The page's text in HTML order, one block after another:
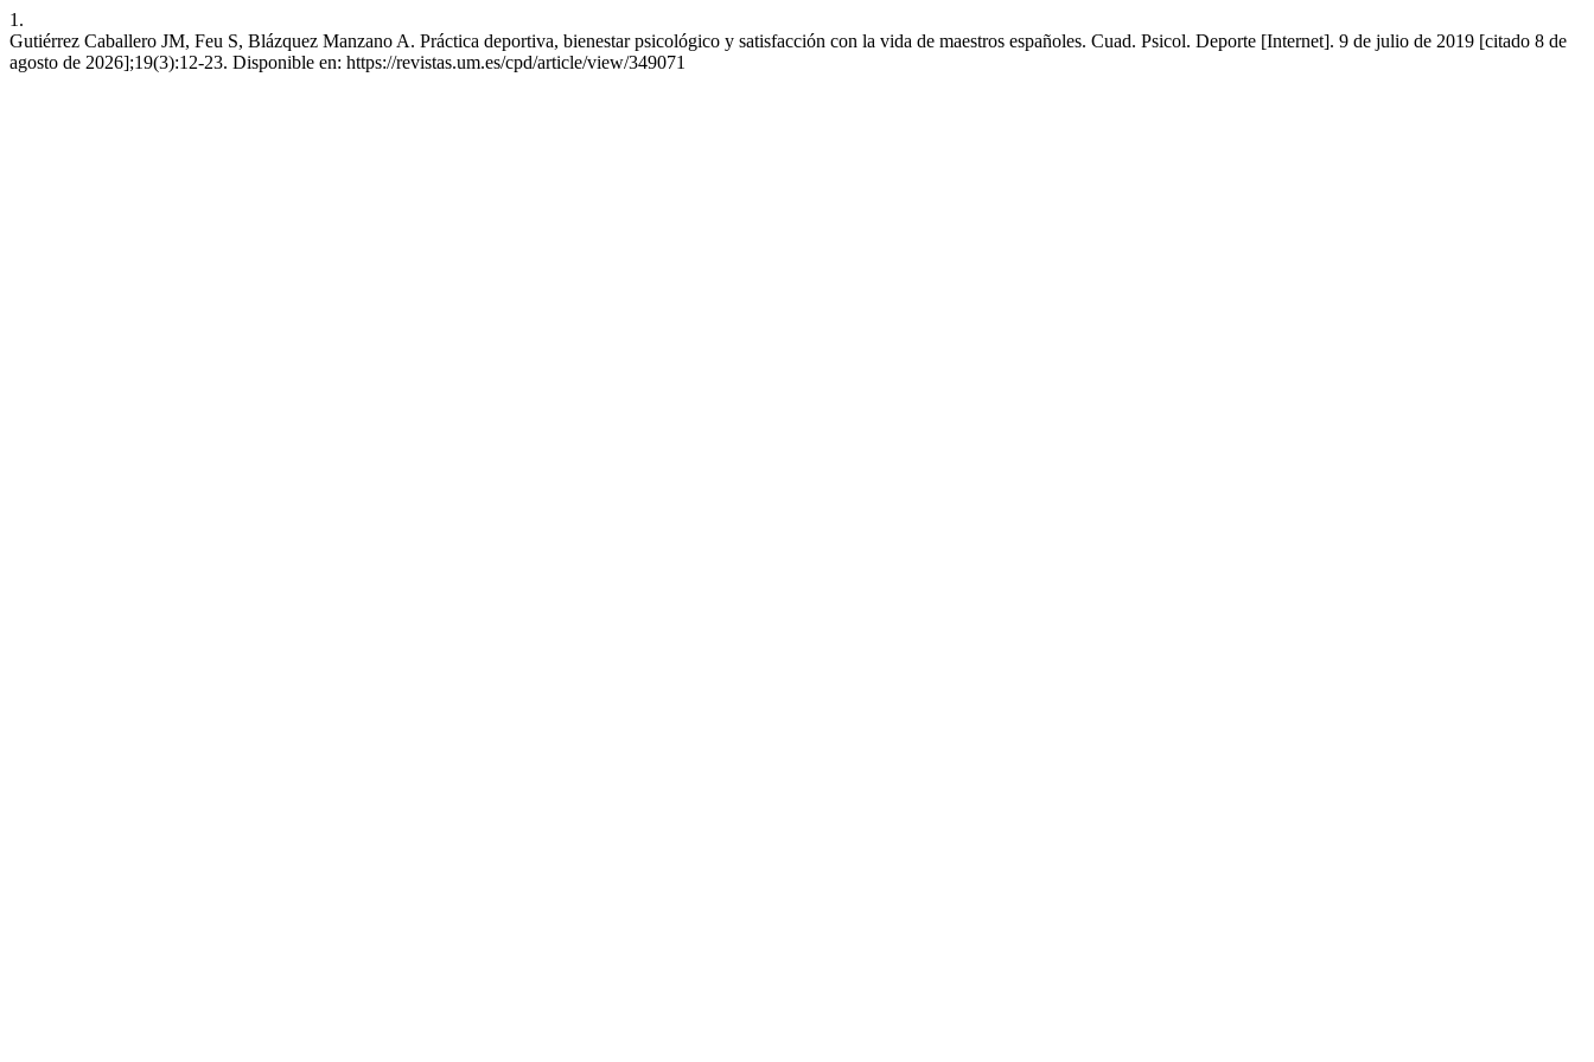
1.
Gutiérrez Caballero JM, Feu S, Blázquez Manzano A. Práctica deportiva, bienestar psicológico y satisfacción con la vida de maestros españoles. Cuad. Psicol. Deporte [Internet]. 9 de julio de 2019 [citado 8 de
agosto de 2026];19(3):12-23. Disponible en: https://revistas.um.es/cpd/article/view/349071